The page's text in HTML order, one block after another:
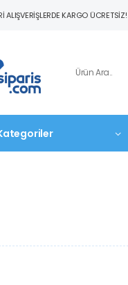
KARGO ÜCRETSIZ!